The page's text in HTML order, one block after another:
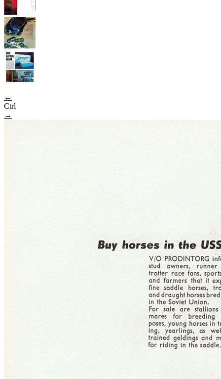
←
Ctrl
→